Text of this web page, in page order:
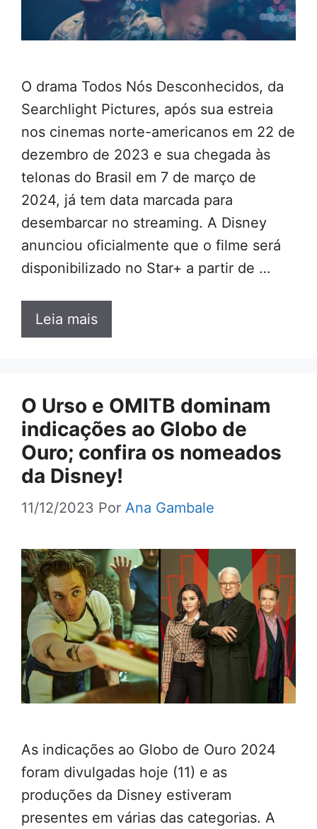
O drama Todos Nós Desconhecidos, da
Searchlight Pictures, após sua estreia
nos cinemas norte-americanos em 22 de
dezembro de 2023 e sua chegada às
telonas do Brasil em 7 de março de
2024, já tem data marcada para
desembarcar no streaming. A Disney
anunciou oficialmente que o filme será
disponibilizado no Star+ a partir de …
Leia mais
O Urso e OMITB dominam
indicações ao Globo de
Ouro; confira os nomeados
da Disney!
11/12/2023 Por Ana Gambale
As indicações ao Globo de Ouro 2024
foram divulgadas hoje (11) e as
produções da Disney estiveram
presentes em várias das categorias. A